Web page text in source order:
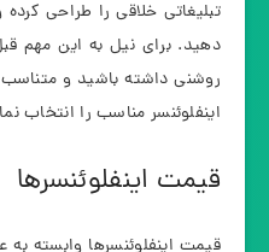
تبلیغاتی خلاقی را طراحی
دهید. برای نیل به این مهم
روشنی داشته باشید و
اینفلوئنسر مناسب را انتخاب
قیمت اینفلوئنسرها